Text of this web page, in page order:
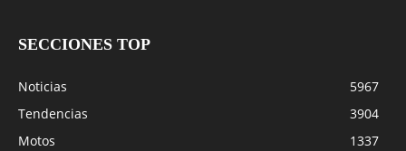
SECCIONES TOP
Noticias
5967
Tendencias
3904
Motos
1337